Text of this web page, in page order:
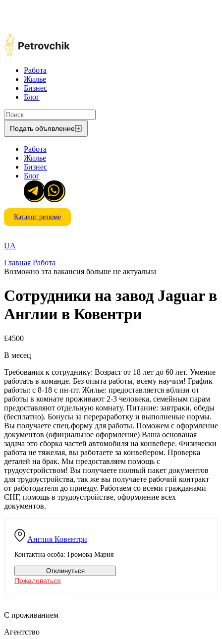
Работа
Жилье
Бизнес
Блог
Подать объявление
Работа
Жилье
Бизнес
Блог
Каталог резюме
UA
Главная Работа
Возможно эта вакансия больше не актуальна
Сотрудники на завод Jaguar в
Англии в Ковентри
£4500
В месец
Англия Ковентри
Контактна особа: Громова Мария
Отклинуться
Пожаловаться
Требования к сотруднику: Возраст от 18 лет до 60 лет. Умение
работать в команде. Без опыта работы, всему научим! График
работы: с 8-18 с пн-пт. Жилье: предоставляется вблизи от
работы в комнате проживают 2-3 человека, семейным парам
предоставляют отдельную комнату. Питание: завтраки, обеды
(бесплатно). Бонусы за перераработку и выполненые нормы.
Вы получаете спец.форму для работы. Поможем с оформление
документов (официальное оформление) Ваша основаная
задача это сборка частей автомобиля на конвейере. Физически
работа не тяжелая, вы работаете за конвейером. Проверка
деталей на брак. Мы предоставляем помощь с
трудоустройством! Вы получаете полный пакет документов
для трудоустройства, так же вы получаете рабочий контракт
от работодателя до приезду. Работаем со всеми гражданами
СНГ, помощь в трудоустройстве, оформление всех
документов.
С проживанием
Агентство